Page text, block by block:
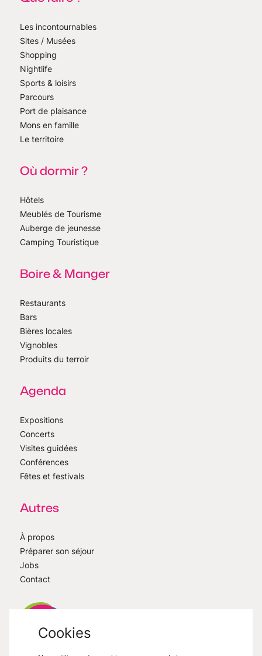
Les incontournables
Sites / Musées
Shopping
Nightlife
Sports & loisirs
Parcours
Port de plaisance
Mons en famille
Le territoire
Où dormir ?
Hôtels
Meublés de Tourisme
Auberge de jeunesse
Camping Touristique
Boire & Manger
Restaurants
Bars
Bières locales
Vignobles
Produits du terroir
Agenda
Expositions
Concerts
Visites guidées
Conférences
Fêtes et festivals
Autres
À propos
Préparer son séjour
Jobs
Contact
Cookies